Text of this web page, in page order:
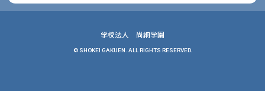
学校法人 尚絅学園
© SHOKEI GAKUEN. ALL RIGHTS RESERVED.